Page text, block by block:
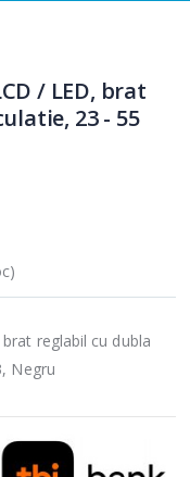
/ LED, brat
23 - 55
reglabil cu dubla
Negru